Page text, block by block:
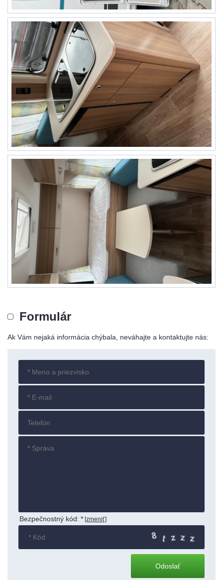
Formulár
Ak Vám nejaká informácia chýbala, neváhajte a kontaktujte nás:
Bezpečnostný kód: * [zmeniť]